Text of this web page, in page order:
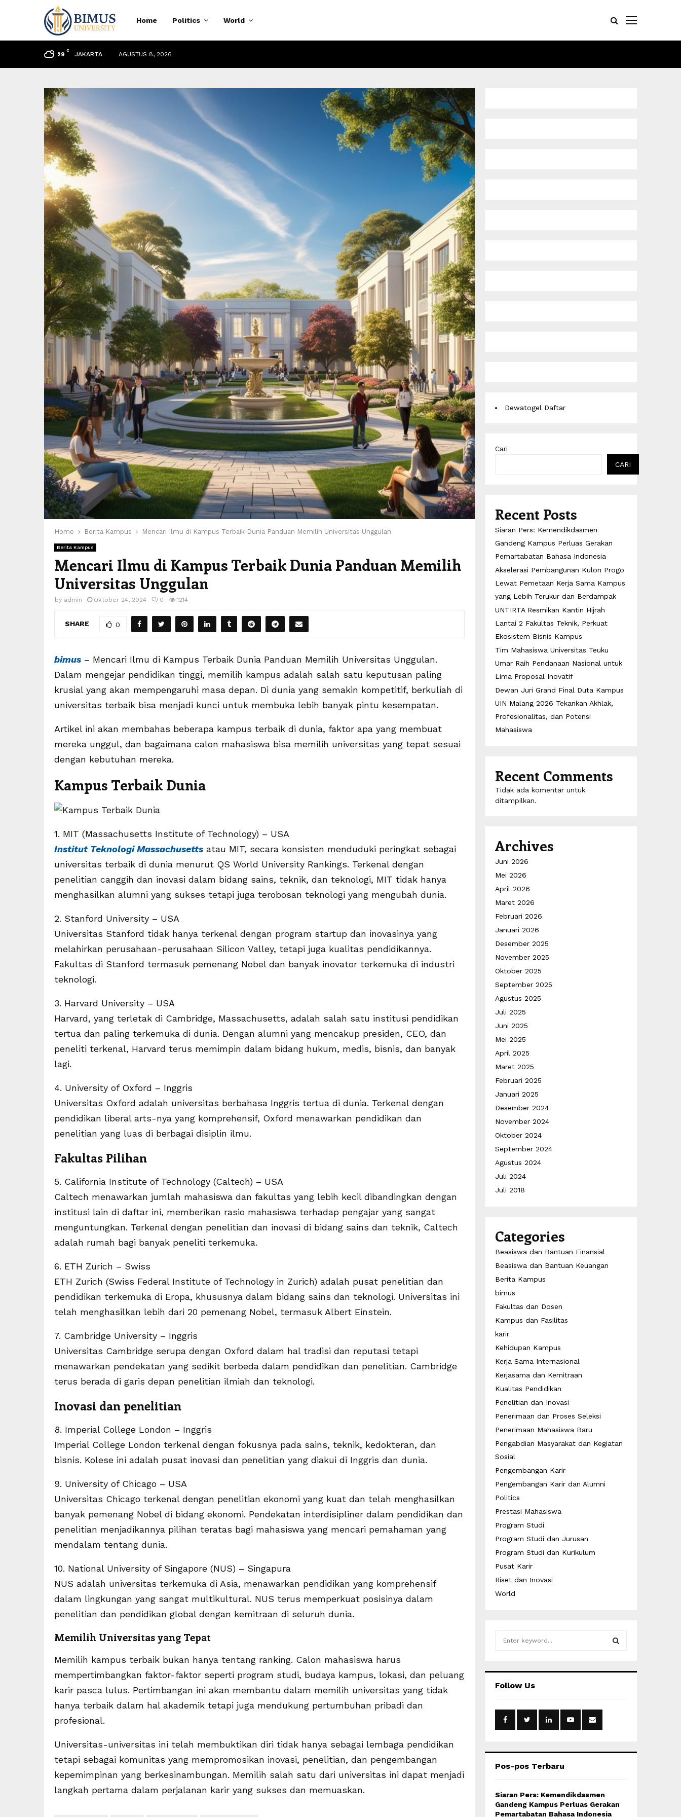
Home Politics World
29
C
JAKARTA AGUSTUS 8, 2026
Home Berita Kampus Mencari Ilmu di Kampus Terbaik Dunia Panduan Memilih Universitas Unggulan
Berita Kampus
Mencari Ilmu di Kampus Terbaik Dunia Panduan Memilih
Universitas Unggulan
by admin Oktober 24, 2024 0 1214
SHARE 0
bimus – Mencari Ilmu di Kampus Terbaik Dunia Panduan Memilih Universitas Unggulan.
Dalam mengejar pendidikan tinggi, memilih kampus adalah salah satu keputusan paling
krusial yang akan mempengaruhi masa depan. Di dunia yang semakin kompetitif, berkuliah di
universitas terbaik bisa menjadi kunci untuk membuka lebih banyak pintu kesempatan.
Artikel ini akan membahas beberapa kampus terbaik di dunia, faktor apa yang membuat
mereka unggul, dan bagaimana calon mahasiswa bisa memilih universitas yang tepat sesuai
dengan kebutuhan mereka.
Kampus Terbaik Dunia
1. MIT (Massachusetts Institute of Technology) – USA
Institut Teknologi Massachusetts atau MIT, secara konsisten menduduki peringkat sebagai
universitas terbaik di dunia menurut QS World University Rankings. Terkenal dengan
penelitian canggih dan inovasi dalam bidang sains, teknik, dan teknologi, MIT tidak hanya
menghasilkan alumni yang sukses tetapi juga terobosan teknologi yang mengubah dunia.
2. Stanford University – USA
Universitas Stanford tidak hanya terkenal dengan program startup dan inovasinya yang
melahirkan perusahaan-perusahaan Silicon Valley, tetapi juga kualitas pendidikannya.
Fakultas di Stanford termasuk pemenang Nobel dan banyak inovator terkemuka di industri
teknologi.
3. Harvard University – USA
Harvard, yang terletak di Cambridge, Massachusetts, adalah salah satu institusi pendidikan
tertua dan paling terkemuka di dunia. Dengan alumni yang mencakup presiden, CEO, dan
peneliti terkenal, Harvard terus memimpin dalam bidang hukum, medis, bisnis, dan banyak
lagi.
4. University of Oxford – Inggris
Universitas Oxford adalah universitas berbahasa Inggris tertua di dunia. Terkenal dengan
pendidikan liberal arts-nya yang komprehensif, Oxford menawarkan pendidikan dan
penelitian yang luas di berbagai disiplin ilmu.
Fakultas Pilihan
5. California Institute of Technology (Caltech) – USA
Caltech menawarkan jumlah mahasiswa dan fakultas yang lebih kecil dibandingkan dengan
institusi lain di daftar ini, memberikan rasio mahasiswa terhadap pengajar yang sangat
menguntungkan. Terkenal dengan penelitian dan inovasi di bidang sains dan teknik, Caltech
adalah rumah bagi banyak peneliti terkemuka.
6. ETH Zurich – Swiss
ETH Zurich (Swiss Federal Institute of Technology in Zurich) adalah pusat penelitian dan
pendidikan terkemuka di Eropa, khususnya dalam bidang sains dan teknologi. Universitas ini
telah menghasilkan lebih dari 20 pemenang Nobel, termasuk Albert Einstein.
7. Cambridge University – Inggris
Universitas Cambridge serupa dengan Oxford dalam hal tradisi dan reputasi tetapi
menawarkan pendekatan yang sedikit berbeda dalam pendidikan dan penelitian. Cambridge
terus berada di garis depan penelitian ilmiah dan teknologi.
Inovasi dan penelitian
8. Imperial College London – Inggris
Imperial College London terkenal dengan fokusnya pada sains, teknik, kedokteran, dan
bisnis. Kolese ini adalah pusat inovasi dan penelitian yang diakui di Inggris dan dunia.
9. University of Chicago – USA
Universitas Chicago terkenal dengan penelitian ekonomi yang kuat dan telah menghasilkan
banyak pemenang Nobel di bidang ekonomi. Pendekatan interdisipliner dalam pendidikan dan
penelitian menjadikannya pilihan teratas bagi mahasiswa yang mencari pemahaman yang
mendalam tentang dunia.
10. National University of Singapore (NUS) – Singapura
NUS adalah universitas terkemuka di Asia, menawarkan pendidikan yang komprehensif
dalam lingkungan yang sangat multikultural. NUS terus memperkuat posisinya dalam
penelitian dan pendidikan global dengan kemitraan di seluruh dunia.
Memilih Universitas yang Tepat
Memilih kampus terbaik bukan hanya tentang ranking. Calon mahasiswa harus
mempertimbangkan faktor-faktor seperti program studi, budaya kampus, lokasi, dan peluang
karir pasca lulus. Pertimbangan ini akan membantu dalam memilih universitas yang tidak
hanya terbaik dalam hal akademik tetapi juga mendukung pertumbuhan pribadi dan
profesional.
Universitas-universitas ini telah membuktikan diri tidak hanya sebagai lembaga pendidikan
tetapi sebagai komunitas yang mempromosikan inovasi, penelitian, dan pengembangan
kepemimpinan yang berkesinambungan. Memilih salah satu dari universitas ini dapat menjadi
langkah pertama dalam perjalanan karir yang sukses dan memuaskan.
Dewatogel Daftar
Cari
CARI
Recent Posts
Siaran Pers: Kemendikdasmen
Gandeng Kampus Perluas Gerakan
Pemartabatan Bahasa Indonesia
Akselerasi Pembangunan Kulon Progo
Lewat Pemetaan Kerja Sama Kampus
yang Lebih Terukur dan Berdampak
UNTIRTA Resmikan Kantin Hijrah
Lantai 2 Fakultas Teknik, Perkuat
Ekosistem Bisnis Kampus
Tim Mahasiswa Universitas Teuku
Umar Raih Pendanaan Nasional untuk
Lima Proposal Inovatif
Dewan Juri Grand Final Duta Kampus
UIN Malang 2026 Tekankan Akhlak,
Profesionalitas, dan Potensi
Mahasiswa
Recent Comments
Tidak ada komentar untuk
ditampilkan.
Archives
Juni 2026
Mei 2026
April 2026
Maret 2026
Februari 2026
Januari 2026
Desember 2025
November 2025
Oktober 2025
September 2025
Agustus 2025
Juli 2025
Juni 2025
Mei 2025
April 2025
Maret 2025
Februari 2025
Januari 2025
Desember 2024
November 2024
Oktober 2024
September 2024
Agustus 2024
Juli 2024
Juli 2018
Categories
Beasiswa dan Bantuan Finansial
Beasiswa dan Bantuan Keuangan
Berita Kampus
bimus
Fakultas dan Dosen
Kampus dan Fasilitas
karir
Kehidupan Kampus
Kerja Sama Internasional
Kerjasama dan Kemitraan
Kualitas Pendidikan
Penelitian dan Inovasi
Penerimaan dan Proses Seleksi
Penerimaan Mahasiswa Baru
Pengabdian Masyarakat dan Kegiatan
Sosial
Pengembangan Karir
Pengembangan Karir dan Alumni
Politics
Prestasi Mahasiswa
Program Studi
Program Studi dan Jurusan
Program Studi dan Kurikulum
Pusat Karir
Riset dan Inovasi
World
h
o
:
Follow Us
Pos-pos Terbaru
Siaran Pers: Kemendikdasmen
Gandeng Kampus Perluas Gerakan
Pemartabatan Bahasa Indonesia